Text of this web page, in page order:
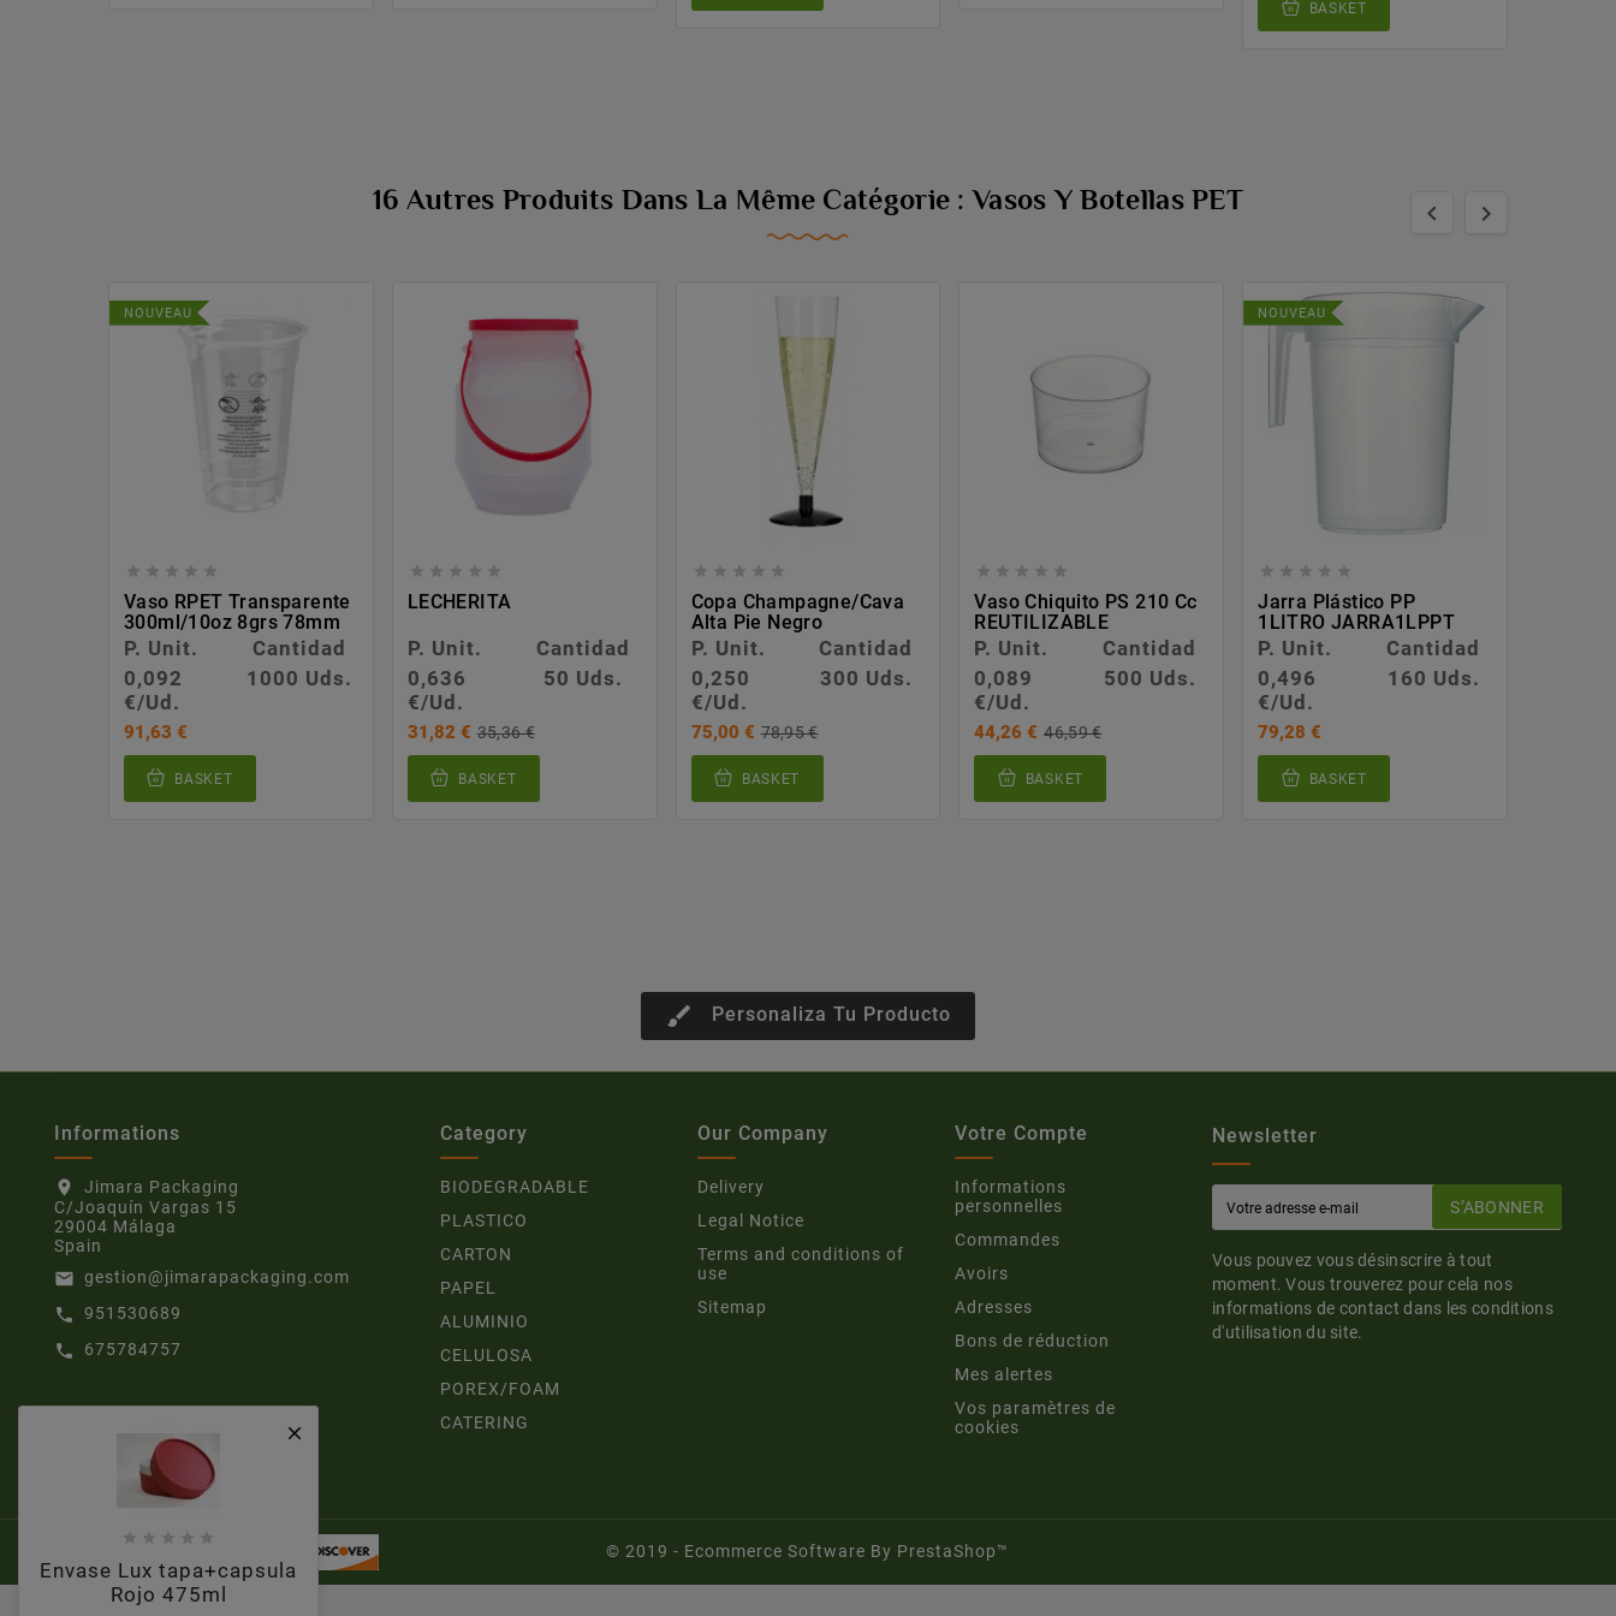

    
Envase Lux tapa+capsula
Rojo 475ml
BASKET
16 Autres Produits Dans La Même Catégorie : Vasos Y Botellas PET  
NOUVEAU
    
Vaso RPET Transparente
300ml/10oz 8grs 78mm
P. Unit.
Cantidad
0,092
€/Ud.
1000 Uds.
91,63 €
BASKET
    
LECHERITA
P. Unit.
Cantidad
0,636
€/Ud.
50 Uds.
31,82 € 35,36 €
BASKET
    
Copa Champagne/cava
Alta Pie Negro
P. Unit.
Cantidad
0,250
€/Ud.
300 Uds.
75,00 € 78,95 €
BASKET
    
Vaso Chiquito PS 210 Cc
REUTILIZABLE
P. Unit.
Cantidad
0,089
€/Ud.
500 Uds.
44,26 € 46,59 €
BASKET
NOUVEAU
    
Jarra Plástico PP
1LITRO JARRA1LPPT
P. Unit.
Cantidad
0,496
€/Ud.
160 Uds.
79,28 €
BASKET
brush Personaliza Tu Producto
Informations
location_on
Jimara Packaging
C/Joaquín Vargas 15
29004 Málaga
Spain
email gestion@jimarapackaging.com
call 951530689
call 675784757
Category
BIODEGRADABLE
PLASTICO
CARTON
PAPEL
ALUMINIO
CELULOSA
POREX/FOAM
CATERING
Our Company
Delivery
Legal Notice
Terms and conditions of
use
Sitemap
Votre Compte
Informations
personnelles
Commandes
Avoirs
Adresses
Bons de réduction
Mes alertes
Vos paramètres de
cookies
Newsletter
S’ABONNER
Vous pouvez vous désinscrire à tout
moment. Vous trouverez pour cela nos
informations de contact dans les conditions
d'utilisation du site.
© 2019 - Ecommerce Software By PrestaShop™